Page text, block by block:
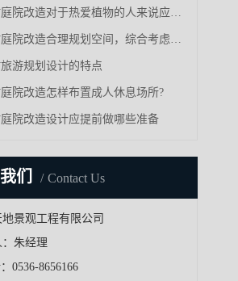
院改造对于热爱植物的人来说应如何布置?
院改造合理规划空间，综合考虑设计方案
游规划设计的特点
院改造怎样布置成人休息场所?
庭院改造设计应提前做哪些准备
们 Contact Us
景观工程有限公司
朱经理
0536-8656166